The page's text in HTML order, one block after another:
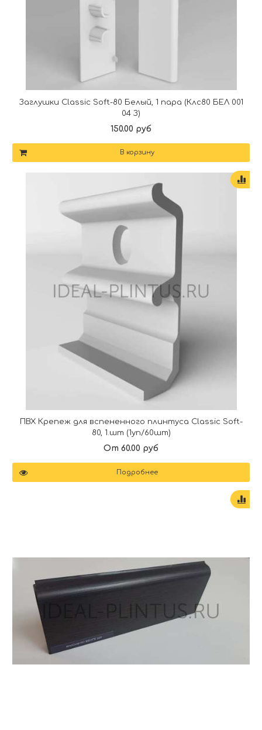
Заглушки Classic Soft-80 Белый, 1 пара (Клс80 БЕЛ 001
04 З)
150.00 руб
В корзину
ПВХ Крепеж для вспененного плинтуса Classic Soft-
80, 1.шт (1уп/60шт)
От 60.00 руб
Подробнее